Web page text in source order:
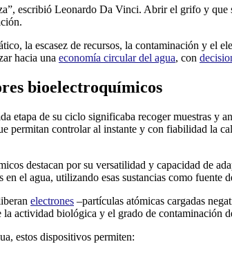
escribió Leonardo Da Vinci. Abrir el grifo y
la escasez de recursos, la contaminación y el
hacia una economía circular del agua, con
bioelectroquímicos
etapa de su ciclo significaba recoger muestras
permitan controlar al instante y con fiabilidad la
destacan por su versatilidad y capacidad de
en el agua, utilizando esas sustancias como fuente
electrones –partículas atómicas cargadas
actividad biológica y el grado de contaminación
estos dispositivos permiten: